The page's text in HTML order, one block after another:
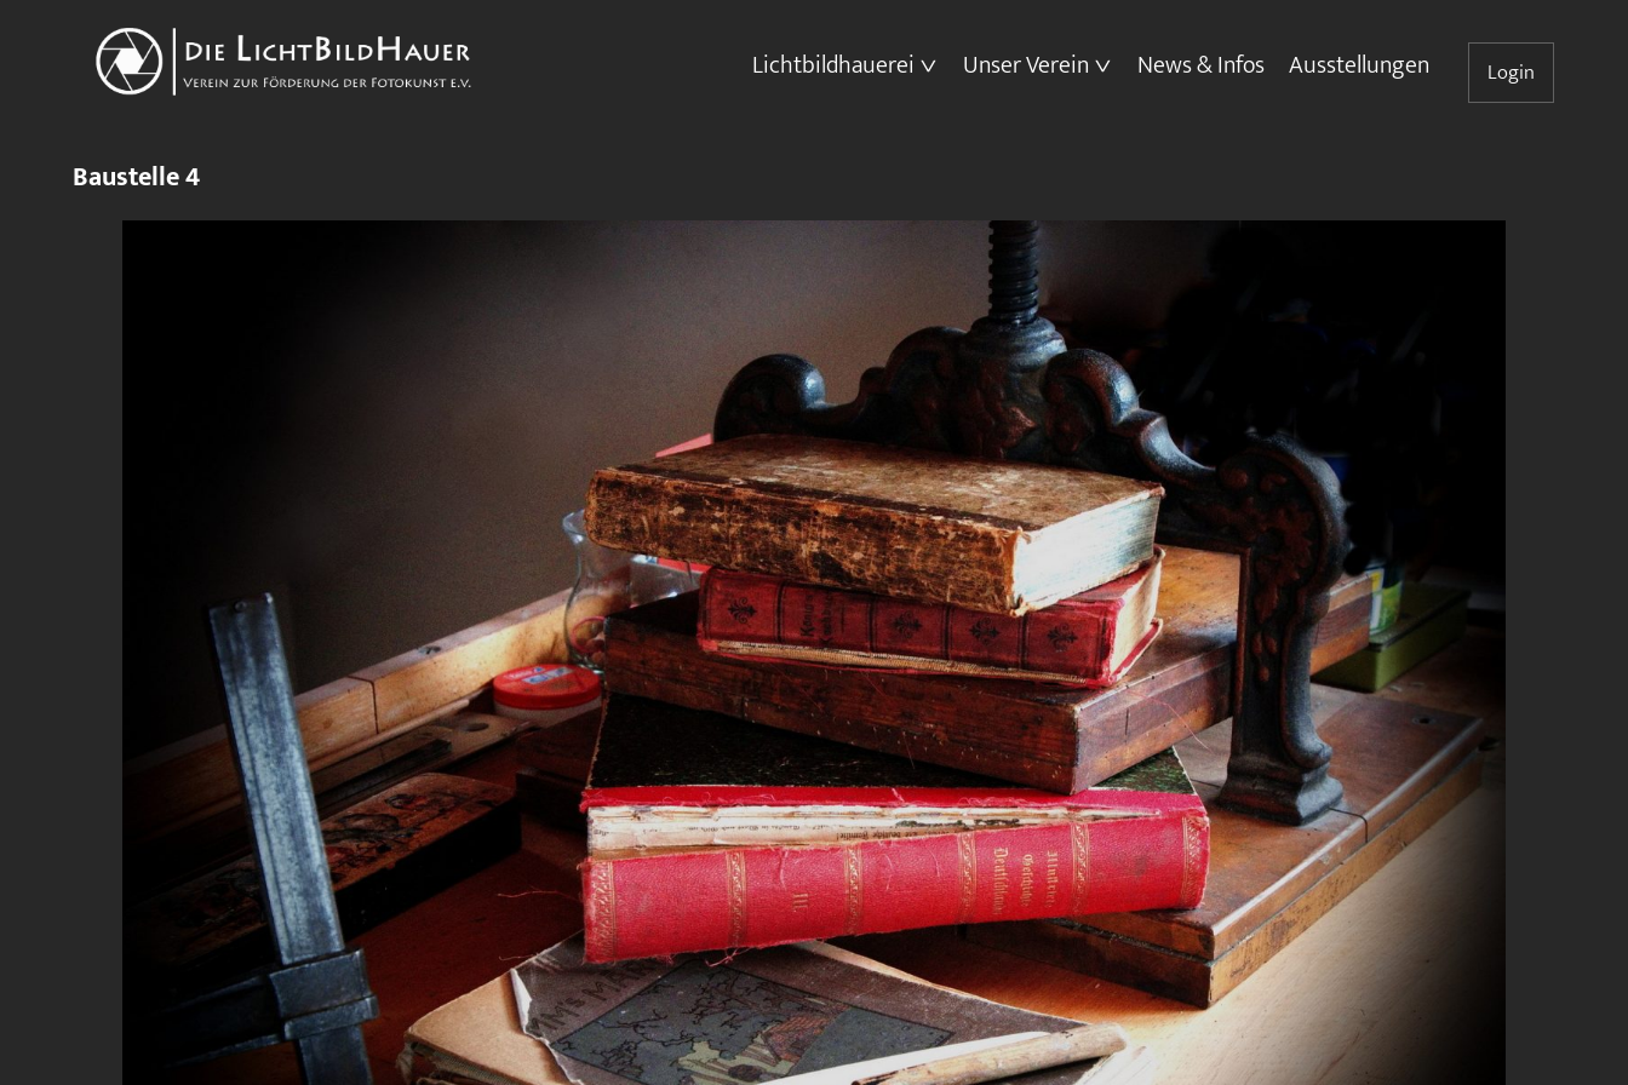
Lichtbildhauerei Unser Verein News & Infos Ausstellungen Login
Baustelle 4